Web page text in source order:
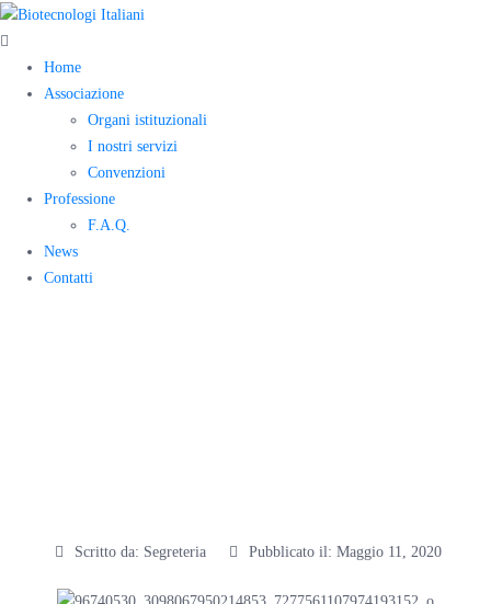
Home
Associazione
Organi istituzionali
I nostri servizi
Convenzioni
Professione
F.A.Q.
News
Contatti
Scritto da: Segreteria Pubblicato il: Maggio 11, 2020